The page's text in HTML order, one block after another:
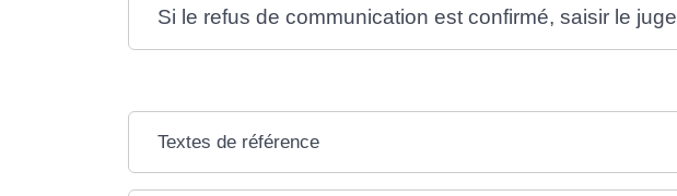
Si le refus de communication est confirmé, saisir le juge
Textes de référence